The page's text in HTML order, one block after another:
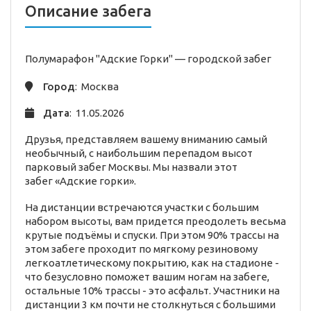
Описание забега
Полумарафон "Адские Горки" — городскойзабег
Город: Москва
Дата: 11.05.2026
Друзья, представляем вашему вниманию самый
необычный, с наибольшим перепадом высот
парковый забег Москвы. Мы назвали этот
забег «Адские горки».
На дистанции встречаются участки с большим
набором высоты, вам придется преодолеть весьма
крутые подъёмы и спуски. При этом 90% трассы на
этом забеге проходит по мягкому резиновому
легкоатлетическому покрытию, как на стадионе -
что безусловно поможет вашим ногам на забеге,
остальные 10% трассы - это асфальт. Участники на
дистанции 3 км почти не столкнуться с большими